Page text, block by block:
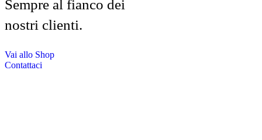
Sempre al fianco dei
nostri clienti.
Vai allo Shop
Contattaci